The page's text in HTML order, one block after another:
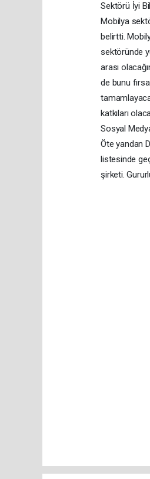
Sektörü İyi
Mobilya
belirtti.
sektöründe
arası
de bunu
katkıları
Sosyal
Öte yandan
listesinde
şirketi.